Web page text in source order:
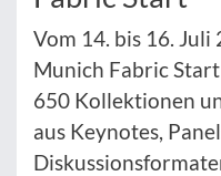
Vom 14. bis 16.
Munich Fabric
650 Kollektionen
aus Keynotes,